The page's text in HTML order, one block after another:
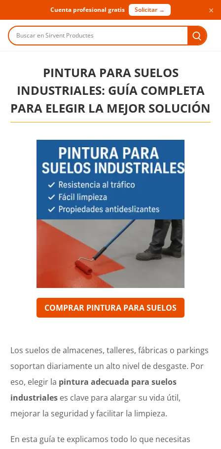
Cuenta profesional gratis Solicitar → ×
Buscar en Sirvent Productes
PINTURA PARA SUELOS
INDUSTRIALES: GUÍA COMPLETA
PARA ELEGIR LA MEJOR SOLUCIÓN
COMPRAR PINTURA PARA SUELOS
Los suelos de almacenes, talleres, fábricas o parkings
soportan diariamente un alto nivel de desgaste. Por
eso, elegir la pintura adecuada para suelos
industriales es clave para alargar su vida útil,
mejorar la seguridad y facilitar la limpieza.
En esta guía te explicamos todo lo que necesitas